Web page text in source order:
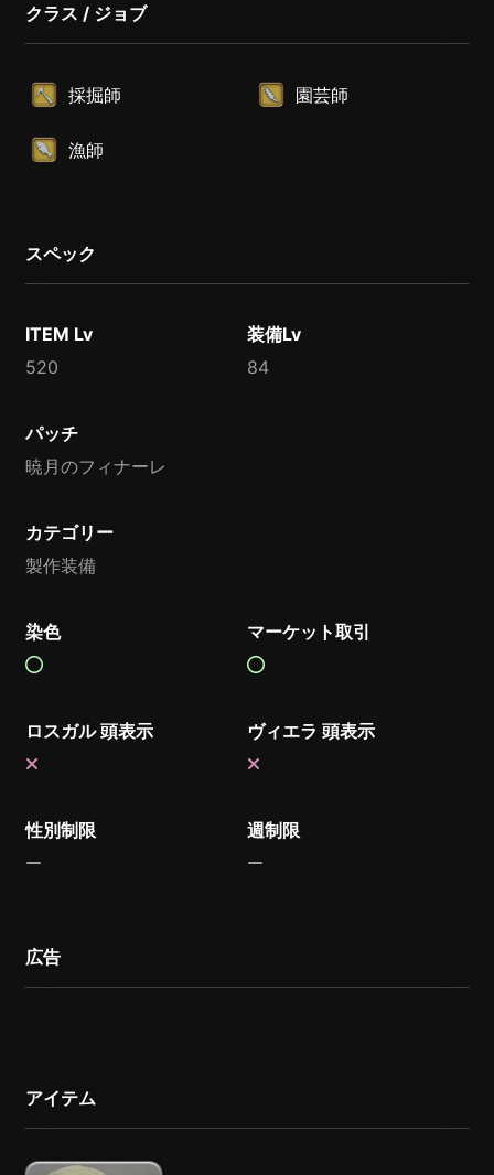
クラス / ジョブ
採掘師 園芸師
漁師
スペック
ITEM Lv
520
装備Lv
84
パッチ
暁月のフィナーレ
カテゴリー
製作装備
染色 マーケット取引
ロスガル 頭表示 ヴィエラ 頭表示
性別制限 週制限
広告
アイテム